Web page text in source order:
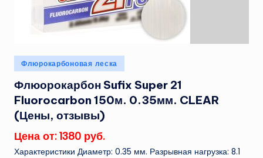
Опубликовано
в
Флюрокарбоновая леска
Флюорокарбон Sufix Super 21
Fluorocarbon 150м. 0.35мм. CLEAR
(Цены, отзывы)
Цена от: 1380 руб.
Характеристики Диаметр: 0.35 мм. Разрывная нагрузка: 8.1